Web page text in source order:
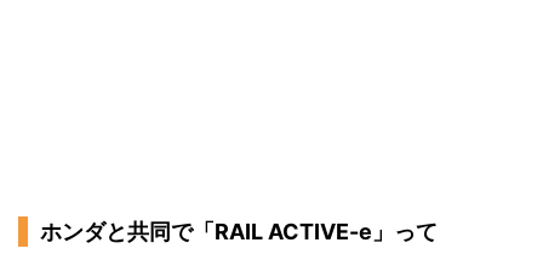
ホンダと共同で「RAIL ACTIVE-e」って